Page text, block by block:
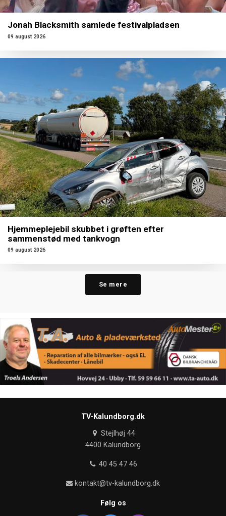
Jonah Blacksmith samlede festivalpladsen
09 august 2026
Hjemmeplejebil skubbet i grøften efter
sammenstød med tankvogn
09 august 2026
Se mere
TV-Kalundborg.dk
Stejlhøj 44
4400 Kalundborg
40 45 47 46
kontakt@tv-kalundborg.dk
Følg os